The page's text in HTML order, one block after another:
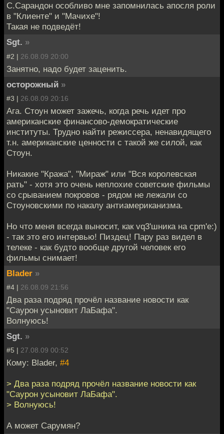
С.Сарандон особливо мне запомнилась апосля роли
в "Клиенте" и "Мачихе"!
Такая не подведёт!
Sgt. »
#2 | 26.08.09 20:00
Занятно, надо будет заценить.
осторожный »
#3 | 26.08.09 20:16
Ага. Стоун может зажечь, когда речь идет про
американские финансово-демократические
институты. Трудно найти режиссера, ненавидящего
т.н. американские ценности с такой же силой, как
Стоун.
Никакие "Кража", "Мираж" или "Вся королевская
рать" - хотя это очень неплохие советские фильмы
со срыванием покровов - рядом не лежали со
Стоуновскими по накалу антиамериканизма.
Но что меня всегда выносит, как vq3'шника на cpm'е:)
- так это его интервью! Пиздец! Пару раз видел в
телеке - как будто вообще другой человек его
фильмы снимает!
Blader »
#4 | 26.08.09 21:56
Два раза подряд прочёл название новости как
"Саурон усыновит ЛаБафа".
Волнуюсь!
Sgt. »
#5 | 27.08.09 00:52
Кому: Blader, #4
> Два раза подряд прочёл название новости как
"Саурон усыновит ЛаБафа".
> Волнуюсь!
А может Сарумян?